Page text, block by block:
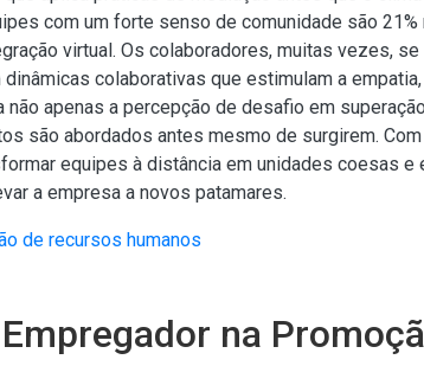
com um forte senso de comunidade são
virtual. Os colaboradores, muitas vezes,
colaborativas que estimulam a
apenas a percepção de desafio em
são abordados antes mesmo de surgirem.
equipes à distância em unidades coesas
a empresa a novos patamares.
na